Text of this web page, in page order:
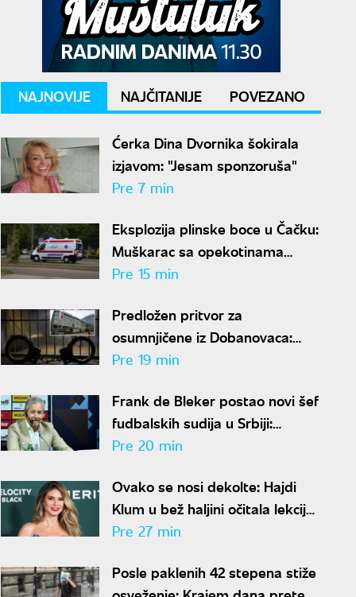
NAJNOVIJE NAJČITANIJE POVEZANO
Ćerka Dina Dvornika šokirala
izjavom: "Jesam sponzoruša"
Pre 7 min
Eksplozija plinske boce u Čačku:
Muškarac sa opekotinama
primljen na intenzivnu negu
Pre 15 min
Predložen pritvor za
osumnjičene iz Dobanovaca:
Branili se ćutanjem o 85
Pre 19 min
Frank de Bleker postao novi šef
fudbalskih sudija u Srbiji:
"Nisam povezan ni sa jednim
Pre 20 min
Ovako se nosi dekolte: Hajdi
Klum u bež haljini očitala lekciju
iz stila, mreže se usijale od
Pre 27 min
Posle paklenih 42 stepena stiže